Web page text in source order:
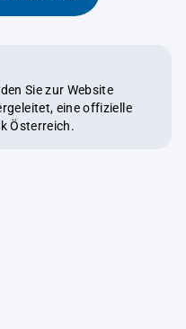
Sie zur Website
Österreich.